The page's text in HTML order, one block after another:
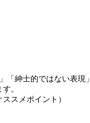
「紳士的ではない表現」
。
スメポイント）